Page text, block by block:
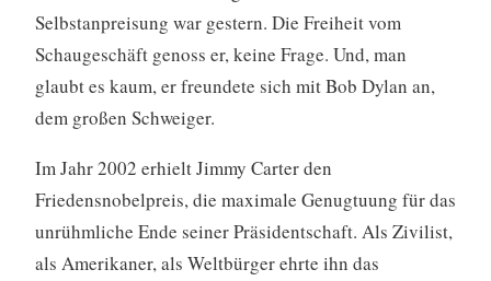
Selbstanpreisung war gestern. Die Freiheit vom
Schaugeschäft genoss er, keine Frage. Und, man
glaubt es kaum, er freundete sich mit Bob Dylan an,
dem großen Schweiger.
Im Jahr 2002 erhielt Jimmy Carter den
Friedensnobelpreis, die maximale Genugtuung für das
unrühmliche Ende seiner Präsidentschaft. Als Zivilist,
als Amerikaner, als Weltbürger ehrte ihn das